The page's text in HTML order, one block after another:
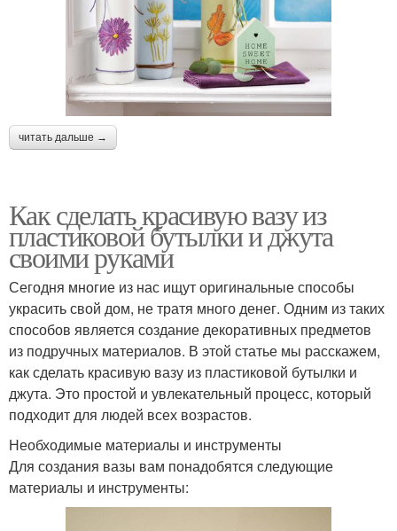
читать дальше →
Как сделать красивую вазу из
пластиковой бутылки и джута
своими руками
Сегодня многие из нас ищут оригинальные способы
украсить свой дом, не тратя много денег. Одним из таких
способов является создание декоративных предметов
из подручных материалов. В этой статье мы расскажем,
как сделать красивую вазу из пластиковой бутылки и
джута. Это простой и увлекательный процесс, который
подходит для людей всех возрастов.
Необходимые материалы и инструменты
Для создания вазы вам понадобятся следующие
материалы и инструменты: